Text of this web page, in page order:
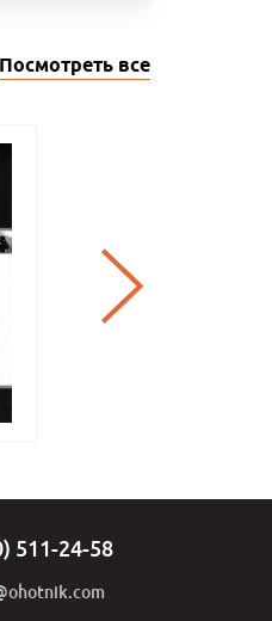
Посмотреть все
511-24-58